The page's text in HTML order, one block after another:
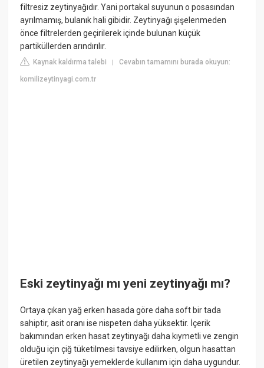
filtresiz zeytinyağıdır. Yani portakal suyunun o posasından
ayrılmamış, bulanık hali gibidir. Zeytinyağı şişelenmeden
önce filtrelerden geçirilerek içinde bulunan küçük
partiküllerden arındırılır.
Kaynak kaldırma talebi |Cevabın tamamını burada okuyun:
komilizeytinyagi.com.tr
Eski zeytinyağı mı yeni zeytinyağı mı?
Ortaya çıkan yağ erken hasada göre daha soft bir tada
sahiptir, asit oranı ise nispeten daha yüksektir. İçerik
bakımından erken hasat zeytinyağı daha kıymetli ve zengin
olduğu için çiğ tüketilmesi tavsiye edilirken, olgun hasattan
üretilen zeytinyağı yemeklerde kullanım için daha uygundur.